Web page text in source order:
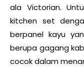
ala Victorian.
kitchen set
berpanel kayu
berupa gagang
cocok dalam